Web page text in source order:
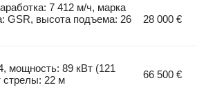
7 412 м/ч, марка
GSR, высота подъема: 26
28 000 €
мощность: 89 кВт (121
стрелы: 22 м
66 500 €